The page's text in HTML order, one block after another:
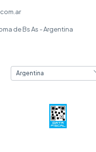
de Bs As - Argentina